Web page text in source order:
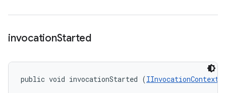
invocationStarted
public void invocationStarted (IInvocationContext